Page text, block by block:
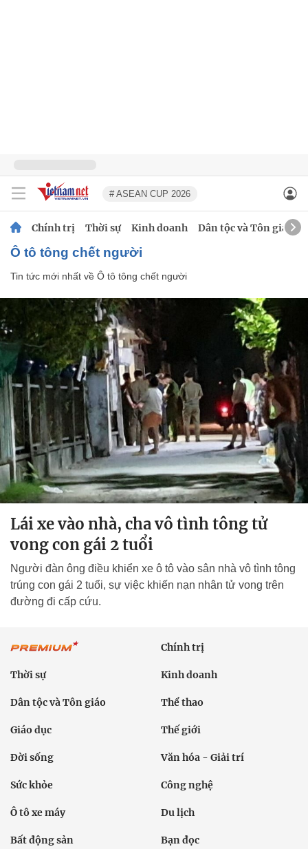
# ASEAN CUP 2026
Chính trị Thời sự Kinh doanh Dân tộc và Tôn giáo
Ô tô tông chết người
Tin tức mới nhất về Ô tô tông chết người
Lái xe vào nhà, cha vô tình tông tử
vong con gái 2 tuổi
Người đàn ông điều khiển xe ô tô vào sân nhà vô tình tông
trúng con gái 2 tuổi, sự việc khiến nạn nhân tử vong trên
đường đi cấp cứu.
Chính trị
Thời sự Kinh doanh
Dân tộc và Tôn giáo Thể thao
Giáo dục Thế giới
Đời sống Văn hóa - Giải trí
Sức khỏe Công nghệ
Ô tô xe máy Du lịch
Bất động sản Bạn đọc